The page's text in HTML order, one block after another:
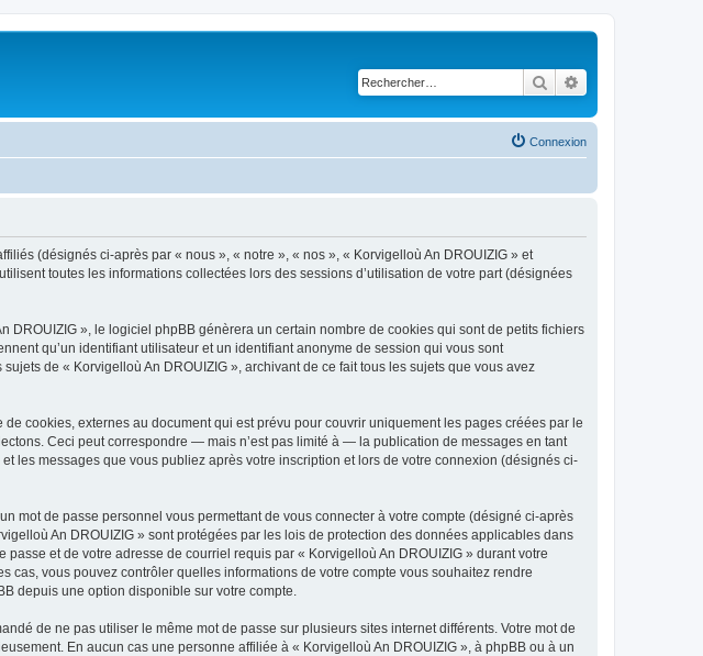
Rechercher
Connexion
(désignés ci-après par « nous », « notre », « nos », « Korvigelloù An DROUIZIG » et
toutes les informations collectées lors des sessions d’utilisation de votre part (désignées
», le logiciel phpBB génèrera un certain nombre de cookies qui sont de petits fichiers
qu’un identifiant utilisateur et un identifiant anonyme de session qui vous sont
de « Korvigelloù An DROUIZIG », archivant de ce fait tous les sujets que vous avez
cookies, externes au document qui est prévu pour couvrir uniquement les pages créées par le
Ceci peut correspondre — mais n’est pas limité à — la publication de messages en tant
les messages que vous publiez après votre inscription et lors de votre connexion (désignés ci-
mot de passe personnel vous permettant de vous connecter à votre compte (désigné ci-après
An DROUIZIG » sont protégées par les lois de protection des données applicables dans
et de votre adresse de courriel requis par « Korvigelloù An DROUIZIG » durant votre
cas, vous pouvez contrôler quelles informations de votre compte vous souhaitez rendre
depuis une option disponible sur votre compte.
de ne pas utiliser le même mot de passe sur plusieurs sites internet différents. Votre mot de
En aucun cas une personne affiliée à « Korvigelloù An DROUIZIG », à phpBB ou à un